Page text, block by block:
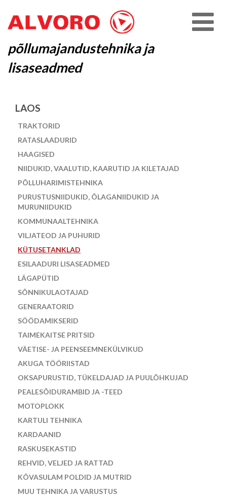
põllumajandustehnika ja
lisaseadmed
LAOS
TRAKTORID
RATASLAADURID
HAAGISED
NIIDUKID, VAALUTID, KAARUTID JA KILETAJAD
PÕLLUHARIMISTEHNIKA
PURUSTUSNIIDUKID, ÕLAGANIIDUKID JA
MURUNIIDUKID
KOMMUNAALTEHNIKA
VILJATEOD JA PUHURID
KÜTUSETANKLAD
ESILAADURI LISASEADMED
LÄGAPÜTID
SÕNNIKULAOTAJAD
GENERAATORID
SÖÖDAMIKSERID
TAIMEKAITSE PRITSID
VÄETISE- JA PEENSEEMNEKÜLVIKUD
AKUGA TÖÖRIISTAD
OKSAPURUSTID, TÜKELDAJAD JA PUULÕHKUJAD
PEALESÕIDURAMBID JA -TEED
MOTOPLOKK
KARTULI TEHNIKA
KARDAANID
RASKUSEKASTID
REHVID, VELJED JA RATTAD
KÕVASULAM POLDID JA MUTRID
MUU TEHNIKA JA VARUSTUS